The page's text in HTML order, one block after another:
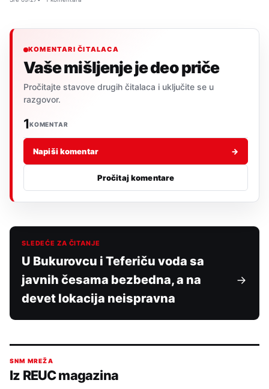
KOMENTARI ČITALACA
Vaše mišljenje je deo priče
Pročitajte stavove drugih čitalaca i uključite se u
razgovor.
1KOMENTAR
Napiši komentar →
Pročitaj komentare
SLEDEĆE ZA ČITANJE
U Bukurovcu i Teferiču voda sa
javnih česama bezbedna, a na
devet lokacija neispravna
SNM MREŽA
Iz REUC magazina